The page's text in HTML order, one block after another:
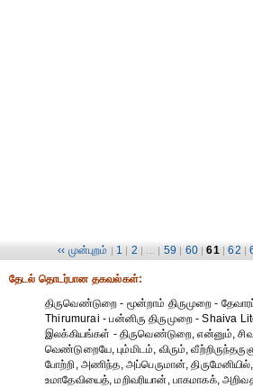
‹‹ முன்புறம் | 1 | 2 | ... | 59 | 60 | 61 | 62 |
தேட‌ல் தொட‌ர்பான தகவ‌ல்க‌ள்:
திருவெண்டுறை - மூன்றாம் திருமுறை -
Thirumurai - பன்னிரு திருமுறை - Shaiva
இலக்கியங்கள் - திருவெண்டுறை, என்னும்,
வெண்டுறையே, பும்மிடம், விரும்,
போற்றி, அணிந்த, அப்பெருமான்,
உமாதேவியைத், மறிவரியான், பாகமாகக்,